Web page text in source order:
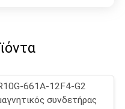
661A-12F4-G2
συνδετήρας